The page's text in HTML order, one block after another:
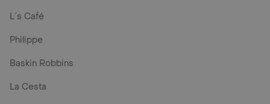
L´s Café
Philippe
Baskin Robbins
La Cesta